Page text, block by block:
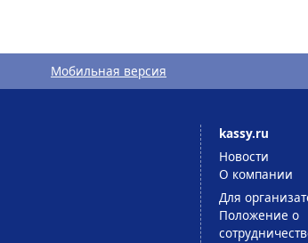
Мобильная версия
kassy.ru
Новости
О компании
Для
Положение о